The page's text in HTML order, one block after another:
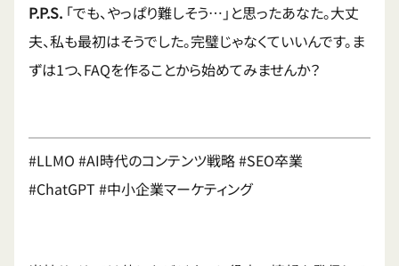
P.P.S. 「でも、やっぱり難しそう…」と思ったあなた。大丈
夫、私も最初はそうでした。完璧じゃなくていいんです。ま
ずは1つ、FAQを作ることから始めてみませんか？
#LLMO #AI時代のコンテンツ戦略 #SEO卒業
#ChatGPT #中小企業マーケティング